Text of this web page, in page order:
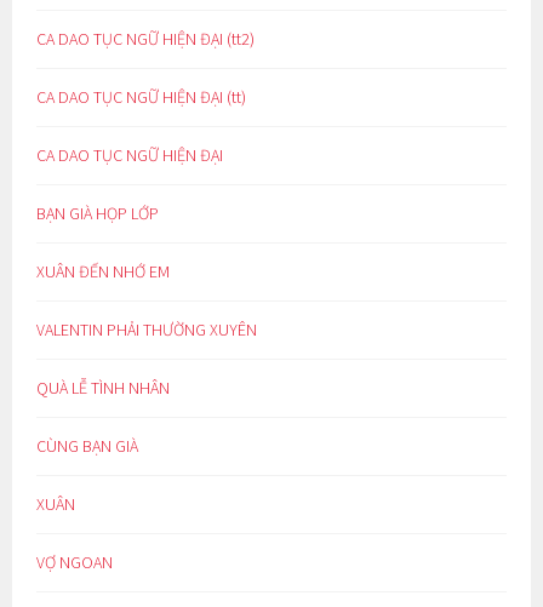
CA DAO TỤC NGỮ HIỆN ĐẠI (tt2)
CA DAO TỤC NGỮ HIỆN ĐẠI (tt)
CA DAO TỤC NGỮ HIỆN ĐẠI
BẠN GIÀ HỌP LỚP
XUÂN ĐẾN NHỚ EM
VALENTIN PHẢI THƯỜNG XUYÊN
QUÀ LỄ TÌNH NHÂN
CÙNG BẠN GIÀ
XUÂN
VỢ NGOAN